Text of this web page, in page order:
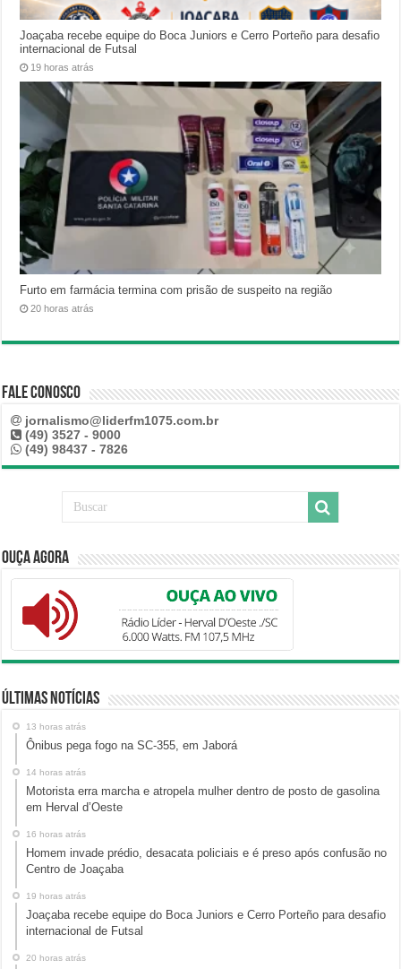
Joaçaba recebe equipe do Boca Juniors e Cerro Porteño para desafio
internacional de Futsal
19 horas atrás
Furto em farmácia termina com prisão de suspeito na região
20 horas atrás
Fale Conosco
jornalismo@liderfm1075.com.br
(49) 3527 - 9000
(49) 98437 - 7826
Ouça Agora
Últimas Notícias
13 horas atrás
Ônibus pega fogo na SC-355, em Jaborá
14 horas atrás
Motorista erra marcha e atropela mulher dentro de posto de gasolina
em Herval d’Oeste
16 horas atrás
Homem invade prédio, desacata policiais e é preso após confusão no
Centro de Joaçaba
19 horas atrás
Joaçaba recebe equipe do Boca Juniors e Cerro Porteño para desafio
internacional de Futsal
20 horas atrás